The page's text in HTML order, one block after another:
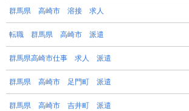
群馬県 高崎市 溶接 求人
転職 群馬県 高崎市 派遣
群馬県高崎市仕事 求人 派遣
群馬県 高崎市 足門町 派遣
群馬県 高崎市 吉井町 派遣